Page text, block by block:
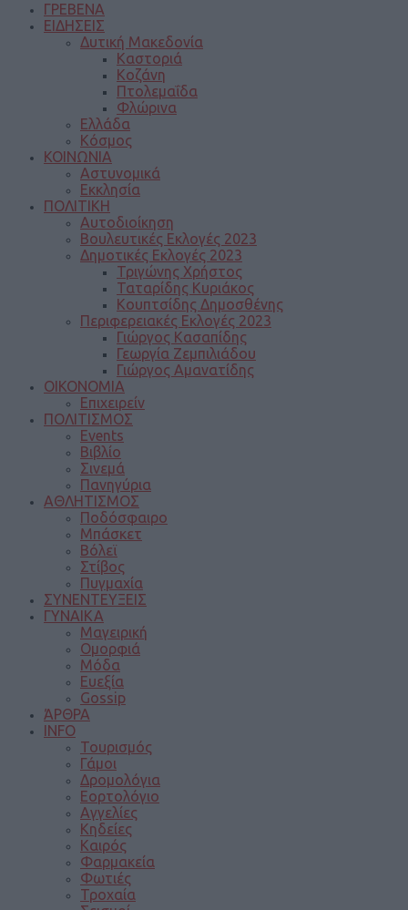
ΓΡΕΒΕΝΑ
ΕΙΔΗΣΕΙΣ
Δυτική Μακεδονία
Καστοριά
Κοζάνη
Πτολεμαΐδα
Φλώρινα
Ελλάδα
Κόσμος
ΚΟΙΝΩΝΙΑ
Αστυνομικά
Εκκλησία
ΠΟΛΙΤΙΚΗ
Αυτοδιοίκηση
Βουλευτικές Εκλογές 2023
Δημοτικές Εκλογές 2023
Τριγώνης Χρήστος
Ταταρίδης Κυριάκος
Κουπτσίδης Δημοσθένης
Περιφερειακές Εκλογές 2023
Γιώργος Κασαπίδης
Γεωργία Ζεμπιλιάδου
Γιώργος Αμανατίδης
ΟΙΚΟΝΟΜΙΑ
Επιχειρείν
ΠΟΛΙΤΙΣΜΟΣ
Events
Βιβλίο
Σινεμά
Πανηγύρια
ΑΘΛΗΤΙΣΜΟΣ
Ποδόσφαιρο
Μπάσκετ
Βόλεϊ
Στίβος
Πυγμαχία
ΣΥΝΕΝΤΕΥΞΕΙΣ
ΓΥΝΑΙΚΑ
Μαγειρική
Ομορφιά
Μόδα
Ευεξία
Gossip
ΆΡΘΡΑ
INFO
Τουρισμός
Γάμοι
Δρομολόγια
Εορτολόγιο
Αγγελίες
Κηδείες
Καιρός
Φαρμακεία
Φωτιές
Τροχαία